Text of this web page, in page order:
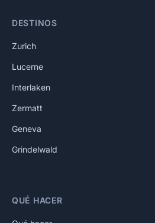
DESTINOS
Zurich
Lucerne
Interlaken
Zermatt
Geneva
Grindelwald
QUÉ HACER